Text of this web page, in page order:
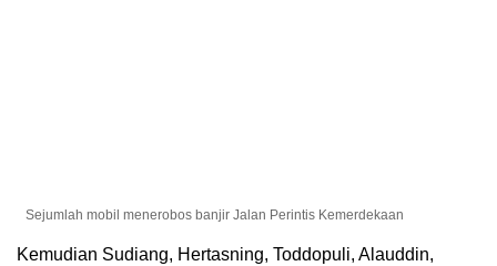
Sejumlah mobil menerobos banjir Jalan Perintis Kemerdekaan
Kemudian Sudiang, Hertasning, Toddopuli, Alauddin,